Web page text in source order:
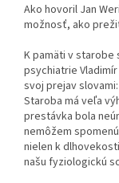
Ako hovoril Jan
možnosť, ako
K pamäti v starobe
psychiatrie
svoj prejav slovami:
Staroba má veľa
prestávka bola
nemôžem
nielen k
našu fyziologickú